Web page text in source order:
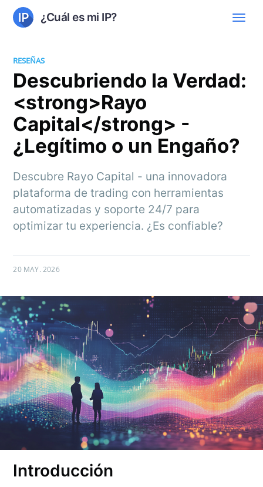
¿Cuál es mi IP?
RESEÑAS
Descubriendo la Verdad:
<strong>Rayo
Capital</strong> -
¿Legítimo o un Engaño?
Descubre Rayo Capital - una innovadora
plataforma de trading con herramientas
automatizadas y soporte 24/7 para
optimizar tu experiencia. ¿Es confiable?
20 MAY. 2026
Introducción